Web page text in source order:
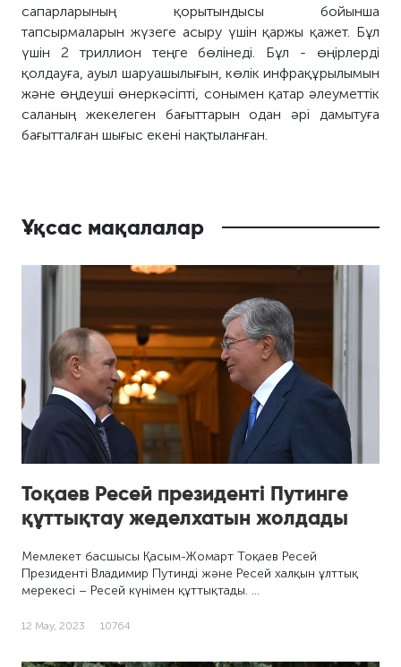
сапарларының қорытындысы бойынша
тапсырмаларын жүзеге асыру үшін қаржы қажет. Бұл
үшін 2 триллион теңге бөлінеді. Бұл - өңірлерді
қолдауға, ауыл шаруашылығын, көлік инфрақұрылымын
және өңдеуші өнеркәсіпті, сонымен қатар әлеуметтік
саланың жекелеген бағыттарын одан әрі дамытуға
бағытталған шығыс екені нақтыланған.
Ұқсас мақалалар
Тоқаев Ресей президенті Путинге
құттықтау жеделхатын жолдады
Мемлекет басшысы Қасым-Жомарт Тоқаев Ресей
Президенті Владимир Путинді және Ресей халқын ұлттық
мерекесі – Ресей күнімен құттықтады. …
12 Мау, 2023 10764